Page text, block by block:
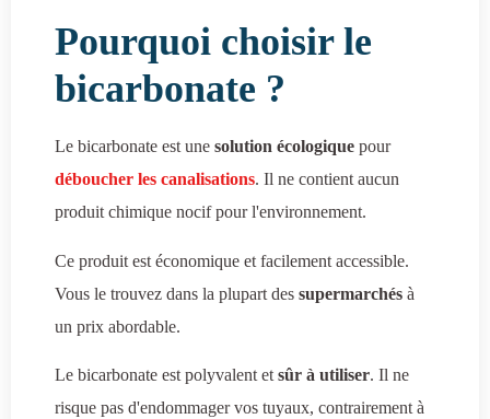
Pourquoi choisir le
bicarbonate ?
Le bicarbonate est une solution écologique pour
déboucher les canalisations. Il ne contient aucun
produit chimique nocif pour l'environnement.
Ce produit est économique et facilement accessible.
Vous le trouvez dans la plupart des supermarchés à
un prix abordable.
Le bicarbonate est polyvalent et sûr à utiliser. Il ne
risque pas d'endommager vos tuyaux, contrairement à